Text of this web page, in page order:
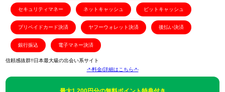
セキュリティマネー ネットキャッシュ ビットキャッシュ
プリペイドカード決済 ヤフーウォレット決済 後払い決済
銀行振込 電子マネー決済
信頼感抜群!!日本最大級の出会い系サイト
-*-料金/詳細はこちら-*-